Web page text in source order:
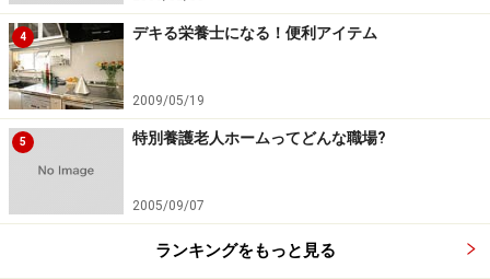
4 デキる栄養士になる！便利アイテム
2009/05/19
5 特別養護老人ホームってどんな職場?
2005/09/07
ランキングをもっと見る